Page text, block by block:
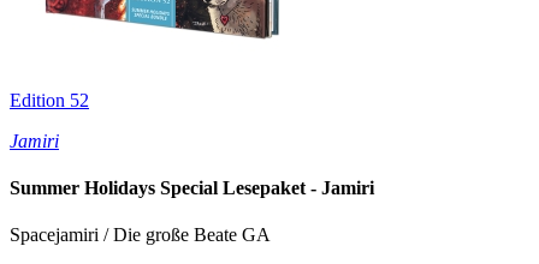
Edition 52
Jamiri
Summer Holidays Special Lesepaket - Jamiri
Spacejamiri / Die große Beate GA